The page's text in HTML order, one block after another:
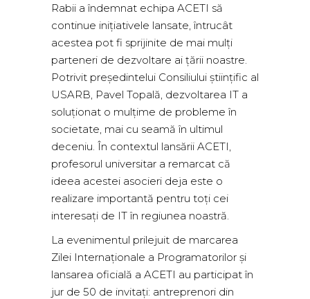
Rabii a îndemnat echipa ACETI să
continue inițiativele lansate, întrucât
acestea pot fi sprijinite de mai mulți
parteneri de dezvoltare ai țării noastre.
Potrivit președintelui Consiliului științific al
USARB, Pavel Topală, dezvoltarea IT a
soluționat o mulțime de probleme în
societate, mai cu seamă în ultimul
deceniu. În contextul lansării ACETI,
profesorul universitar a remarcat că
ideea acestei asocieri deja este o
realizare importantă pentru toți cei
interesați de IT în regiunea noastră.
La evenimentul prilejuit de marcarea
Zilei Internaționale a Programatorilor și
lansarea oficială a ACETI au participat în
jur de 50 de invitați: antreprenori din